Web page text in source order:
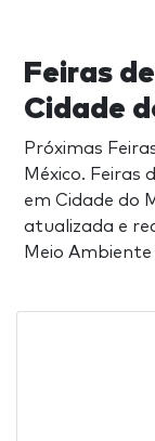
Feiras
Cidade
Próximas
México. Feiras
em Cidade do
atualizada e
Meio Ambiente